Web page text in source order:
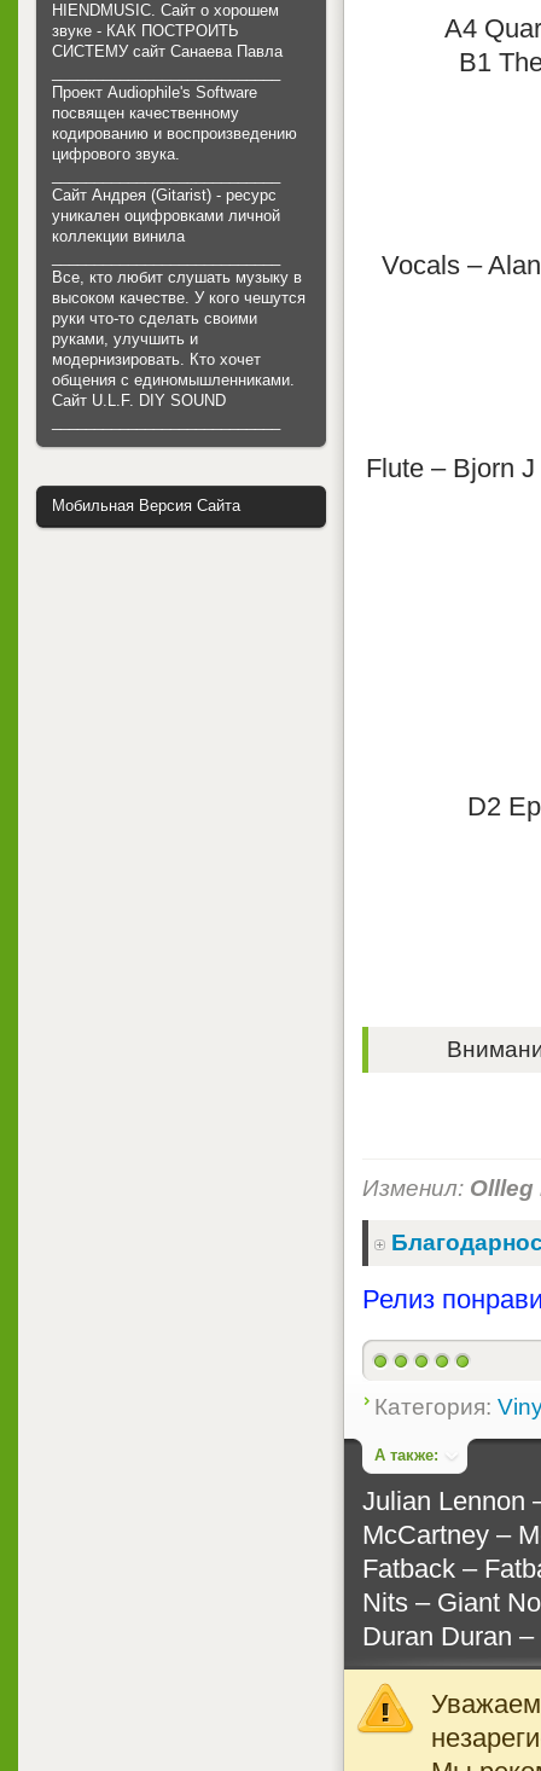
A4
B1
Vocals –
Flute – Bjorn
D2
Изменил: Ollleg
Релиз
Категория:
А также:
Julian Lennon
McCartney ‎–
Fatback ‎–
Nits ‎– Giant
Duran Duran
HIENDMUSIC. Сайт о хорошем
звуке - КАК ПОСТРОИТЬ
СИСТЕМУ сайт Санаева Павла
Проект Audiophile's Software
посвящен качественному
кодированию и воспроизведению
цифрового звука.
Сайт Андрея (Gitarist) - ресурс
уникален оцифровками личной
коллекции винила
Все, кто любит слушать музыку в
высоком качестве. У кого чешутся
руки что-то сделать своими
руками, улучшить и
модернизировать. Кто хочет
общения с единомышленниками.
Cайт U.L.F. DIY SOUND
Мобильная Версия Сайта